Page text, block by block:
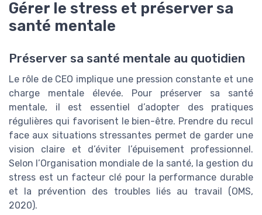
Gérer le stress et préserver sa
santé mentale
Préserver sa santé mentale au quotidien
Le rôle de CEO implique une pression constante et une
charge mentale élevée. Pour préserver sa santé
mentale, il est essentiel d’adopter des pratiques
régulières qui favorisent le bien-être. Prendre du recul
face aux situations stressantes permet de garder une
vision claire et d’éviter l’épuisement professionnel.
Selon l’Organisation mondiale de la santé, la gestion du
stress est un facteur clé pour la performance durable
et la prévention des troubles liés au travail (OMS,
2020).